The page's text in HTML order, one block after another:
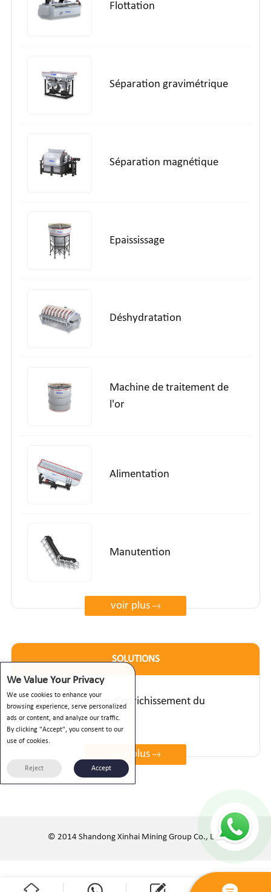
Flottation
Séparation gravimétrique
Séparation magnétique
Epaississage
Déshydratation
Machine de traitement de
l'or
Alimentation
Manutention
voir plus
SOLUTIONS
Ligne de production d'enrichissement du
molybdène
voir plus
© 2014 Shandong Xinhai Mining Group Co., Ltd.
We Value Your Privacy
We use cookies to enhance your
browsing experience, serve personalized
ads or content, and analyze our traffic.
By clicking "Accept", you consent to our
use of cookies.
Reject Accept